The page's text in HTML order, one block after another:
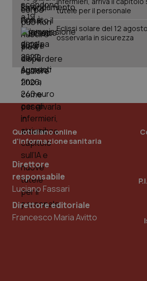
tutele per il personale
Eclissi solare del 12
osservarla in sicurezza
Quotidiano online
d'informazione sanitaria
Direttore
responsabile
Luciano Fassari
Direttore editoriale
Francesco Maria Avitto
_ga_KM60CM4NPH